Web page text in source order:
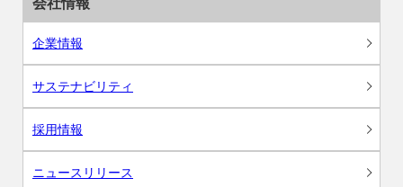
企業情報
サステナビリティ
採用情報
ニュースリリース